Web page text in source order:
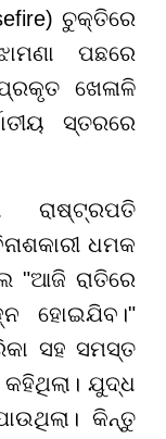
ଚୁକ୍ତିରେ
ପଛରେ
ଖେଳାଳି
ସ୍ତରରେ
ରାଷ୍ଟ୍ରପତି
ଧମକ
"ଆଜି ରାତିରେ
ହୋଇଯିବ।"
ସହ ସମସ୍ତ
ଯୁଦ୍ଧ
କିନ୍ତୁ